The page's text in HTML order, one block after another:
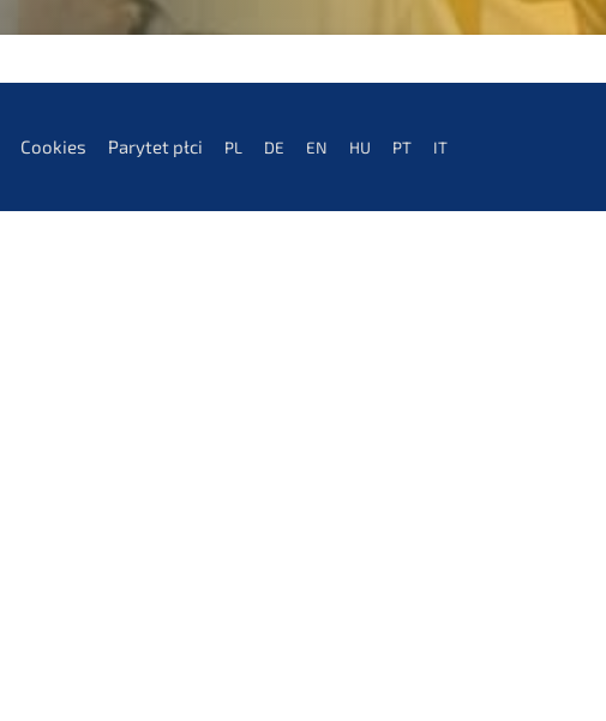
Cookies Parytet płci PL DE EN HU PT IT